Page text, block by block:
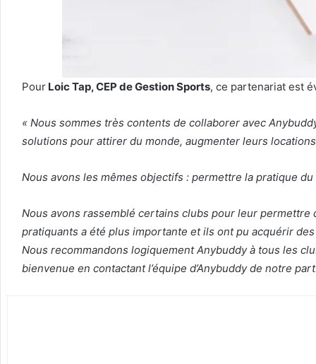
Pour Loic Tap, CEP de Gestion Sports, ce partenariat est
« Nous sommes très contents de collaborer avec
solutions pour attirer du monde, augmenter leurs
Nous avons les mêmes objectifs : permettre la pratique
Nous avons rassemblé certains clubs pour leur
pratiquants a été plus importante et ils ont pu acquérir
Nous recommandons logiquement Anybuddy à tous les
bienvenue en contactant l’équipe d’Anybuddy de notre